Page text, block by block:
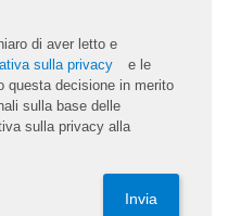
di aver letto e
sulla privacy
e le
questa decisione in merito
sulla base delle
sulla privacy alla
Invia